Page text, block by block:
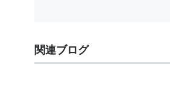
関連ブログ